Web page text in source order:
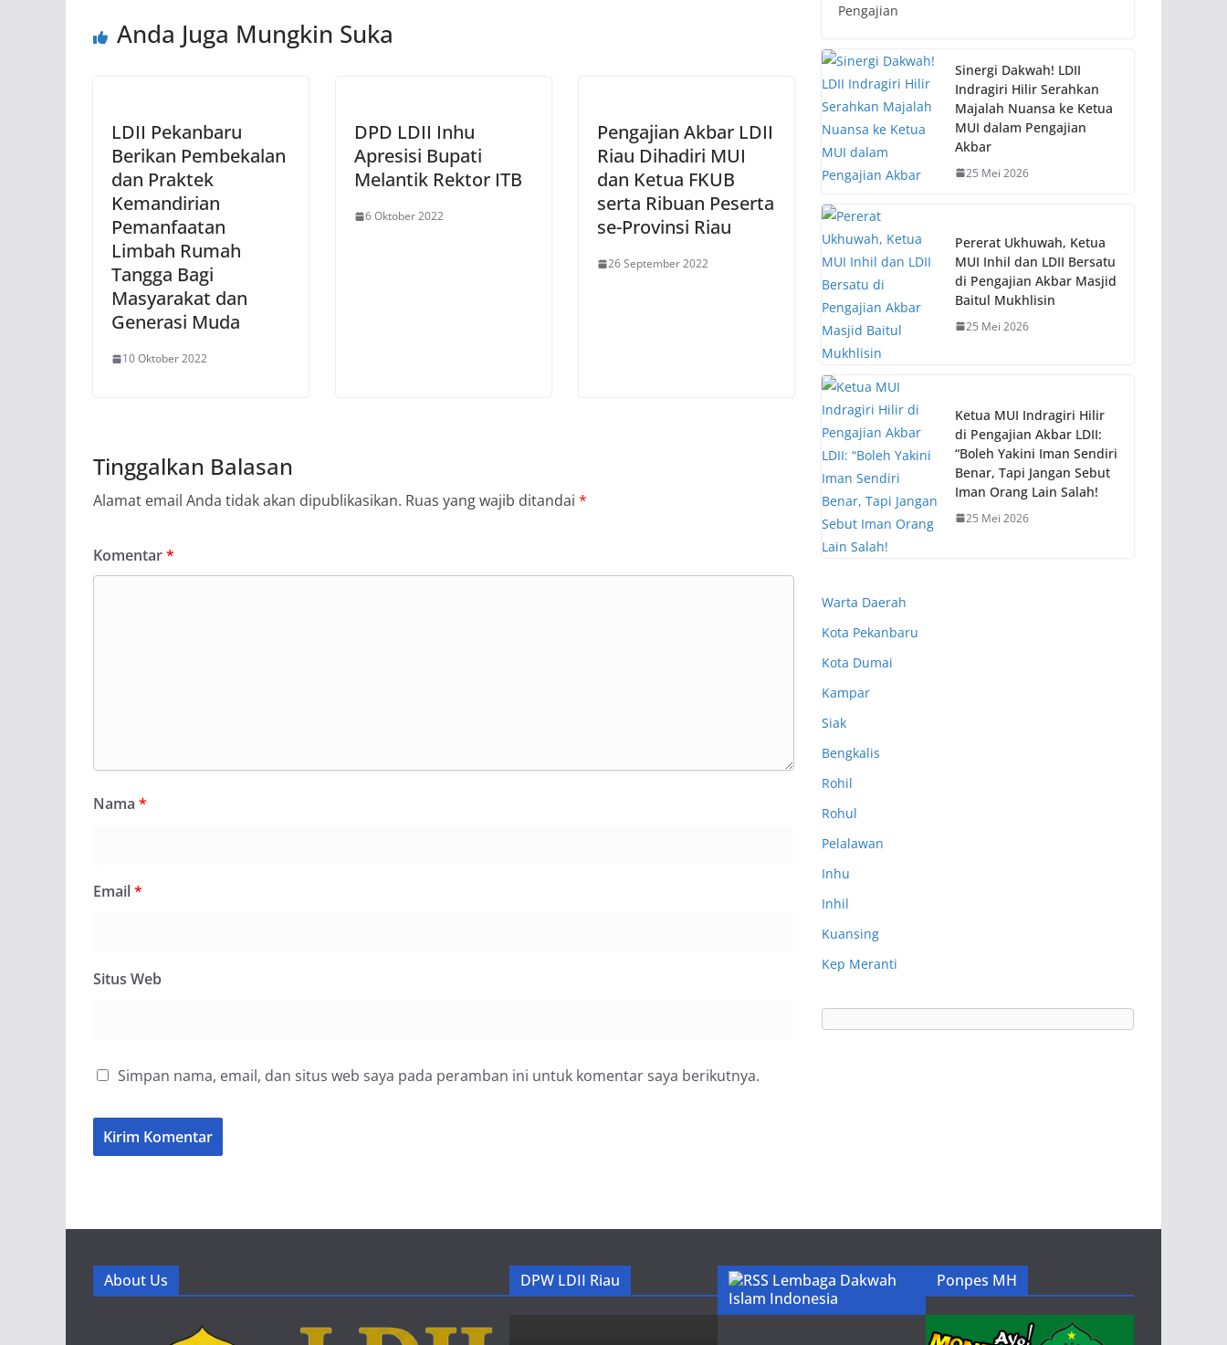
Anda Juga Mungkin Suka
LDII Pekanbaru
Berikan Pembekalan
dan Praktek
Kemandirian
Pemanfaatan
Limbah Rumah
Tangga Bagi
Masyarakat dan
Generasi Muda
10 Oktober 2022
DPD LDII Inhu
Apresisi Bupati
Melantik Rektor ITB
6 Oktober 2022
Pengajian Akbar LDII
Riau Dihadiri MUI
dan Ketua FKUB
serta Ribuan Peserta
se-Provinsi Riau
26 September 2022
Tinggalkan Balasan
Alamat email Anda tidak akan dipublikasikan. Ruas yang wajib ditandai *
Komentar*
Nama *
Email*
Situs Web
Simpan nama, email, dan situs web saya pada peramban ini untuk komentar saya berikutnya.
Pengajian
Sinergi Dakwah! LDII
Indragiri Hilir Serahkan
Majalah Nuansa ke Ketua
MUI dalam Pengajian
Akbar
25 Mei 2026
Pererat Ukhuwah, Ketua
MUI Inhil dan LDII Bersatu
di Pengajian Akbar Masjid
Baitul Mukhlisin
25 Mei 2026
Ketua MUI Indragiri Hilir
di Pengajian Akbar LDII:
“Boleh Yakini Iman Sendiri
Benar, Tapi Jangan Sebut
Iman Orang Lain Salah!
25 Mei 2026
Warta Daerah
Kota Pekanbaru
Kota Dumai
Kampar
Siak
Bengkalis
Rohil
Rohul
Pelalawan
Inhu
Inhil
Kuansing
Kep Meranti
About Us DPW LDII Riau
Lembaga Dakwah
Islam Indonesia
Ponpes MH